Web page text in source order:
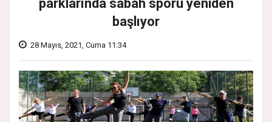
parklarında sabah sporu yeniden
başlıyor
28 Mayıs, 2021, Cuma 11:34